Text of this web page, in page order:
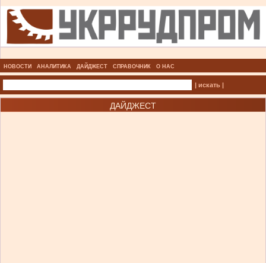
НОВОСТИ АНАЛИТИКА ДАЙДЖЕСТ СПРАВОЧНИК О НАС
| искать |
ДАЙДЖЕСТ